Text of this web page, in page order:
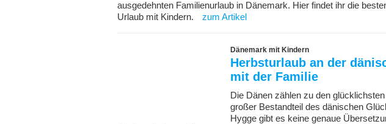
ausgedehnten Familienurlaub in Dänemark. Hier findet ihr die
Urlaub mit Kindern.
zum Artikel
Dänemark mit Kindern
Herbsturlaub an der
mit der Familie
Die Dänen zählen zu den
großer Bestandteil des dänischen
Hygge gibt es keine genaue